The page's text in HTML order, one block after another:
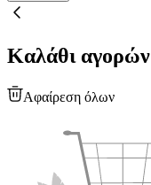
Καλάθι αγορών
Αφαίρεση όλων